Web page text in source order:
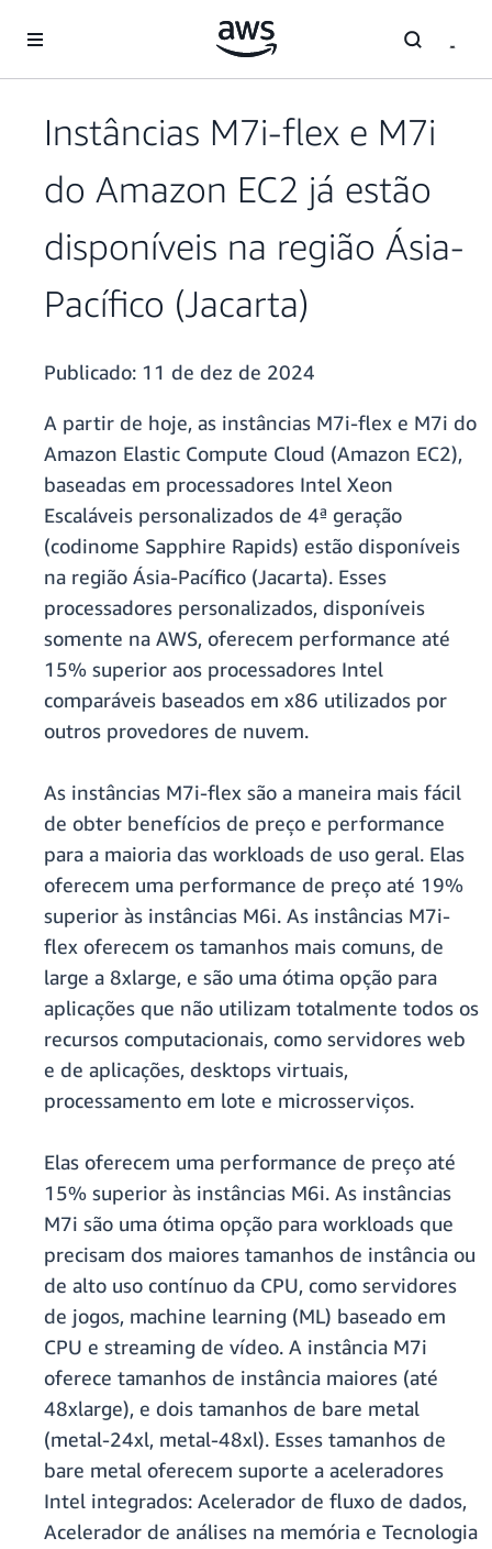
Pular para o conteúdo principal
Instâncias M7i-flex e M7i
do Amazon EC2 já estão
disponíveis na região Ásia-
Pacífico (Jacarta)
Publicado: 11 de dez de 2024
A partir de hoje, as instâncias M7i-flex e M7i do
Amazon Elastic Compute Cloud (Amazon EC2),
baseadas em processadores Intel Xeon
Escaláveis personalizados de 4ª geração
(codinome Sapphire Rapids) estão disponíveis
na região Ásia-Pacífico (Jacarta). Esses
processadores personalizados, disponíveis
somente na AWS, oferecem performance até
15% superior aos processadores Intel
comparáveis baseados em x86 utilizados por
outros provedores de nuvem.
As instâncias M7i-flex são a maneira mais fácil
de obter benefícios de preço e performance
para a maioria das workloads de uso geral. Elas
oferecem uma performance de preço até 19%
superior às instâncias M6i. As instâncias M7i-
flex oferecem os tamanhos mais comuns, de
large a 8xlarge, e são uma ótima opção para
aplicações que não utilizam totalmente todos os
recursos computacionais, como servidores web
e de aplicações, desktops virtuais,
processamento em lote e microsserviços.
Elas oferecem uma performance de preço até
15% superior às instâncias M6i. As instâncias
M7i são uma ótima opção para workloads que
precisam dos maiores tamanhos de instância ou
de alto uso contínuo da CPU, como servidores
de jogos, machine learning (ML) baseado em
CPU e streaming de vídeo. A instância M7i
oferece tamanhos de instância maiores (até
48xlarge), e dois tamanhos de bare metal
(metal-24xl, metal-48xl). Esses tamanhos de
bare metal oferecem suporte a aceleradores
Intel integrados: Acelerador de fluxo de dados,
Acelerador de análises na memória e Tecnologia